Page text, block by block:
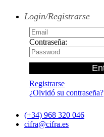
Login/Registrarse
Contraseña:
Registrarse
¿Olvidó su contraseña?
(+34) 968 320 046
cifra@cifra.es